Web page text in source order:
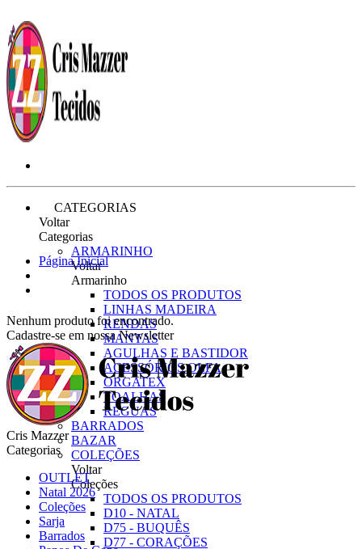
CATEGORIAS
Voltar
Categorias
ARMARINHO
Voltar
Armarinho
TODOS OS PRODUTOS
LINHAS MADEIRA
RENDAS
MANTAS
AGULHAS E BASTIDOR
ACESSÓRIOS OLFA
ORGATEX
TOALHAS
RÉGUAS
BARRADOS
BAZAR
COLEÇÕES
Voltar
Coleções
TODOS OS PRODUTOS
D10 - NATAL
D75 - BUQUÊS
D77 - CORAÇÕES
Página Inicial
Nenhum produto foi encontrado.
Cadastre-se em nossa Newsletter
Cris Mazzer
Categorias
OUTLET
Natal 2026
Coleções
Sarja
Barrados